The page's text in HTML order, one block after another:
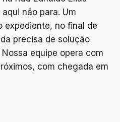
não para. Um
expediente, no final de
precisa de solução
equipe opera com
com chegada em